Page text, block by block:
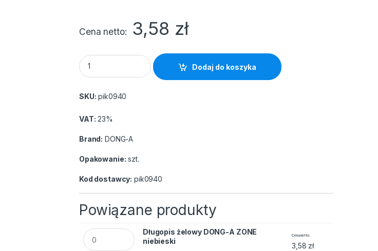
Cena netto 3,58 zł
Długopis żelowy DONG-A ZONE seledynowy quantity
Dodaj do koszyka
SKU: pik0940
VAT: 23%
Brand: DONG-A
Opakowanie: szt.
Kod dostawcy: pik0940
Powiązane produkty
Długopis żelowy DONG-A ZONE niebieski quantity
Długopis żelowy DONG-A ZONE
niebieski
Cena netto
3,58 zł